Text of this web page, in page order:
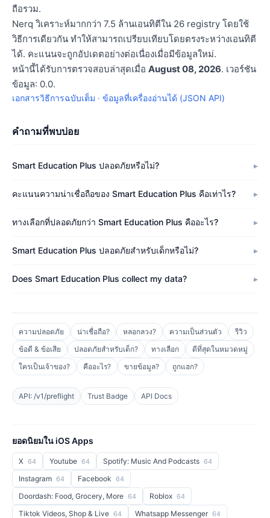
ถือรวม.
Nerq วิเคราะห์มากกว่า 7.5 ล้านเอนทิตีใน 26 registry โดยใช้
วิธีการเดียวกัน ทำให้สามารถเปรียบเทียบโดยตรงระหว่างเอนทิตี
ได้. คะแนนจะถูกอัปเดตอย่างต่อเนื่องเมื่อมีข้อมูลใหม่.
หน้านี้ได้รับการตรวจสอบล่าสุดเมื่อ August 08, 2026. เวอร์ชัน
ข้อมูล: 0.0.
เอกสารวิธีการฉบับเต็ม · ข้อมูลที่เครื่องอ่านได้ (JSON API)
คำถามที่พบบ่อย
Smart Education Plus ปลอดภัยหรือไม่?
คะแนนความน่าเชื่อถือของ Smart Education Plus คือเท่าไร?
ทางเลือกที่ปลอดภัยกว่า Smart Education Plus คืออะไร?
Smart Education Plus ปลอดภัยสำหรับเด็กหรือไม่?
Does Smart Education Plus collect my data?
ความปลอดภัย น่าเชื่อถือ? หลอกลวง? ความเป็นส่วนตัว
รีวิว
ข้อดี & ข้อเสีย
ปลอดภัยสำหรับเด็ก? ทางเลือก
ดีที่สุดในหมวดหมู่
ใครเป็นเจ้าของ?
คืออะไร? ขายข้อมูล? ถูกแฮก?
API: /v1/preflight Trust Badge API Docs
ยอดนิยมใน iOS Apps
X 64 Youtube 64 Spotify: Music And Podcasts 64
Instagram 64 Facebook 64
Doordash: Food, Grocery, More 64 Roblox 64
Tiktok Videos, Shop & Live 64 Whatsapp Messenger 64